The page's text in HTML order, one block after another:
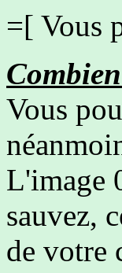
=[ Vous
Vous
L'image
sauvez,
de votre